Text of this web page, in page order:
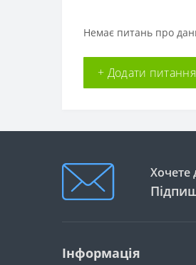
Немає питань про
+ Додати питання
Хочете
Інформація